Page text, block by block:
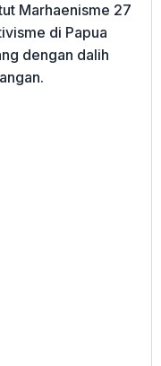
Marhaenisme 27
di Papua
dengan dalih